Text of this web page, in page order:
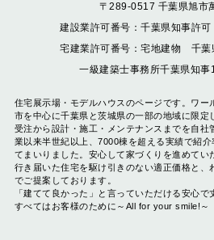
〒289-0517 千葉県旭市
建設業許可番号：千葉県知事許
宅建業許可番号：宅地建物 千葉
一級建築士事務所千葉県知
住宅展示場・モデルハウスのページです。ワー
市を中心に千葉県と茨城県の一部の地域に限定
受注から設計・施工・メンテナンスまでを自社
業以来半世紀以上、7000棟を超える実績で紹
てまいりました。安心して家づくりを進めてい
行き届いた住宅を駆け引きのない適正価格と、
でご提案しております。
「建てて良かった」と言っていただける安心で
すべてはお客様のために～All for your smile!～